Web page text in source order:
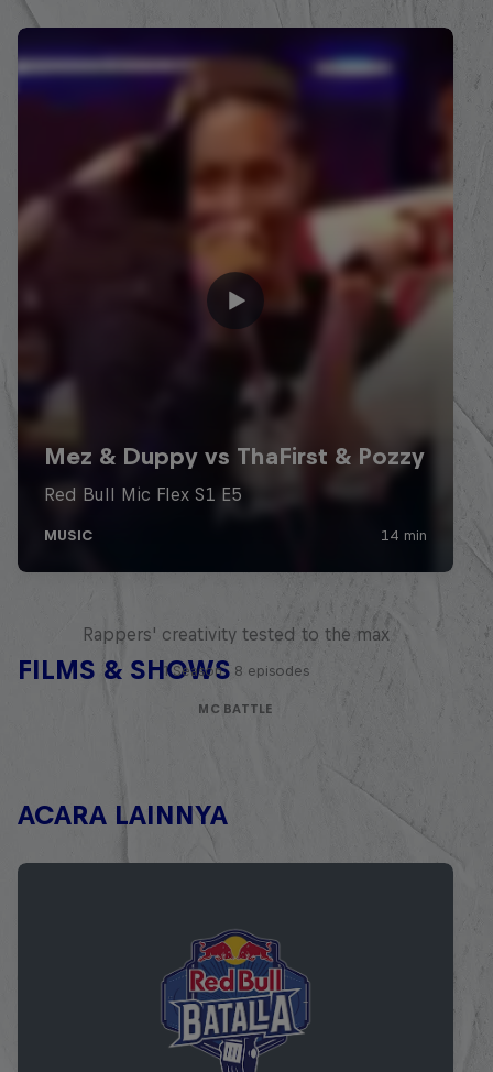
FILMS & SHOWS
Rappers' creativity tested to the max
1 Season · 8 episodes
MC BATTLE
ACARA LAINNYA